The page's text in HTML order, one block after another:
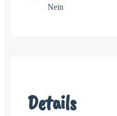
Nein
Details